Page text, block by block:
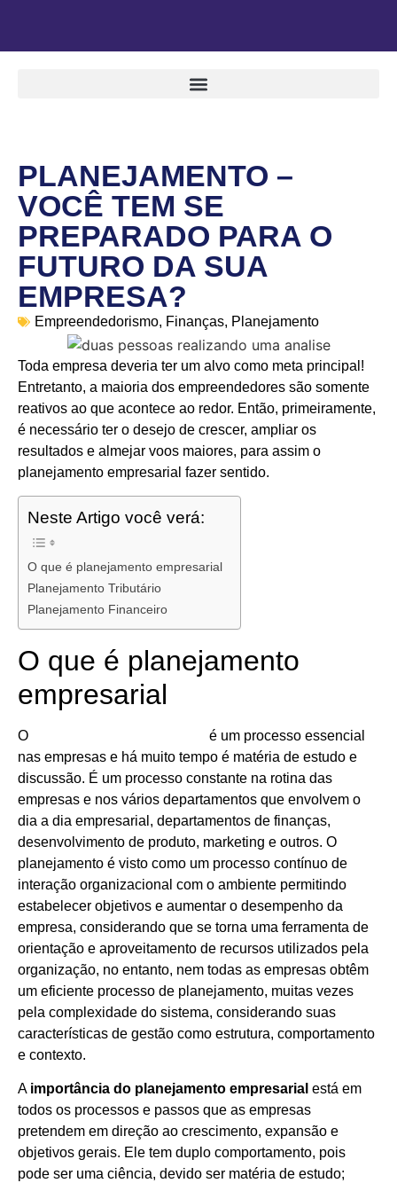
PLANEJAMENTO –
VOCÊ TEM SE
PREPARADO PARA O
FUTURO DA SUA
EMPRESA?
Empreendedorismo, Finanças, Planejamento
Toda empresa deveria ter um alvo como meta principal!
Entretanto, a maioria dos empreendedores são somente
reativos ao que acontece ao redor. Então, primeiramente,
é necessário ter o desejo de crescer, ampliar os
resultados e almejar voos maiores, para assim o
planejamento empresarial fazer sentido.
Neste Artigo você verá:
O que é planejamento empresarial
Planejamento Tributário
Planejamento Financeiro
O que é planejamento
empresarial
O
é um processo essencial
nas empresas e há muito tempo é matéria de estudo e
discussão. É um processo constante na rotina das
empresas e nos vários departamentos que envolvem o
dia a dia empresarial, departamentos de finanças,
desenvolvimento de produto, marketing e outros. O
planejamento é visto como um processo contínuo de
interação organizacional com o ambiente permitindo
estabelecer objetivos e aumentar o desempenho da
empresa, considerando que se torna uma ferramenta de
orientação e aproveitamento de recursos utilizados pela
organização, no entanto, nem todas as empresas obtêm
um eficiente processo de planejamento, muitas vezes
pela complexidade do sistema, considerando suas
características de gestão como estrutura, comportamento
e contexto.
A importância do planejamento empresarial está em
todos os processos e passos que as empresas
pretendem em direção ao crescimento, expansão e
objetivos gerais. Ele tem duplo comportamento, pois
pode ser uma ciência, devido ser matéria de estudo;